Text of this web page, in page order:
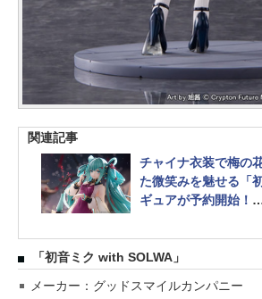
関連記事
チャイナ衣装で梅の
た微笑みを魅せる「
ギュアが予約開始！
「初音ミク with SOLWA」
メーカー：グッドスマイルカンパニー